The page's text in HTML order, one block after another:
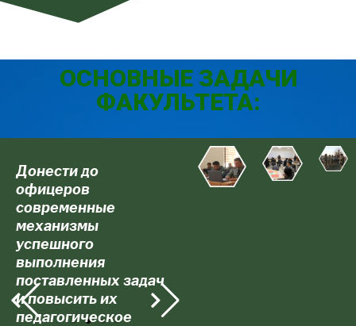
ОСНОВНЫЕ ЗАДАЧИ
ФАКУЛЬТЕТА:
Донести до
офицеров
современные
механизмы
успешного
выполнения
поставленных задач
и повысить их
педагогическое
Развитие у офицеров
профессиональных